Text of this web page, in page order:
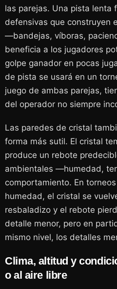
las parejas. Una pista lenta
defensivas que construyen
—bandejas, víboras,
beneficia a los jugadores
golpe ganador en pocas
de pista se usará en un
juego de ambas parejas,
del operador no siempre
Las paredes de cristal
forma más sutil. El cristal
produce un rebote
ambientales —humedad,
comportamiento. En
humedad, el cristal se
resbaladizo y el rebote
detalle menor, pero en
mismo nivel, los detalles
Clima, altitud y
o al aire libre